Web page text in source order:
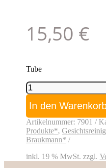
15,50 €
Tube
Reinigungsgelee
sensitiv
Menge
In den
Artikelnummer: 7901
Produkte*,
Braukmann*
inkl. 19 % MwSt. zzgl.